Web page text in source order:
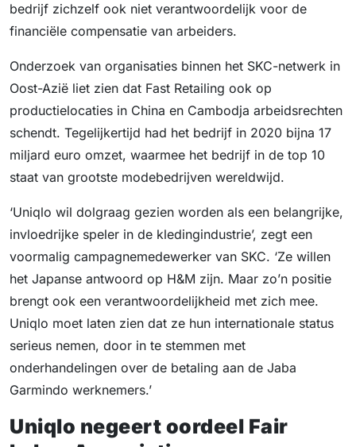
bedrijf zichzelf ook niet verantwoordelijk voor de
financiële compensatie van arbeiders.
Onderzoek van organisaties binnen het SKC-netwerk in
Oost-Azië liet zien dat Fast Retailing ook op
productielocaties in China en Cambodja arbeidsrechten
schendt. Tegelijkertijd had het bedrijf in 2020 bijna 17
miljard euro omzet, waarmee het bedrijf in de top 10
staat van grootste modebedrijven wereldwijd.
‘Uniqlo wil dolgraag gezien worden als een belangrijke,
invloedrijke speler in de kledingindustrie’, zegt een
voormalig campagnemedewerker van SKC. ‘Ze willen
het Japanse antwoord op H&M zijn. Maar zo’n positie
brengt ook een verantwoordelijkheid met zich mee.
Uniqlo moet laten zien dat ze hun internationale status
serieus nemen, door in te stemmen met
onderhandelingen over de betaling aan de Jaba
Garmindo werknemers.’
Uniqlo negeert oordeel Fair